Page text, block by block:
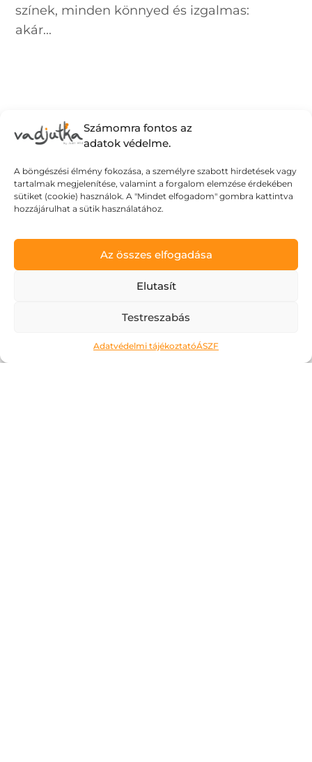
Számomra fontos az
adatok védelme.
A böngészési élmény fokozása, a személyre szabott hirdetések vagy
tartalmak megjelenítése, valamint a forgalom elemzése érdekében
sütiket (cookie) használok. A "Mindet elfogadom" gombra kattintva
hozzájárulhat a sütik használatához.
Az összes elfogadása
Elutasít
Testreszabás
Adatvédelmi tájékoztatóÁSZF
színek, minden könnyed és izgalmas:
akár...